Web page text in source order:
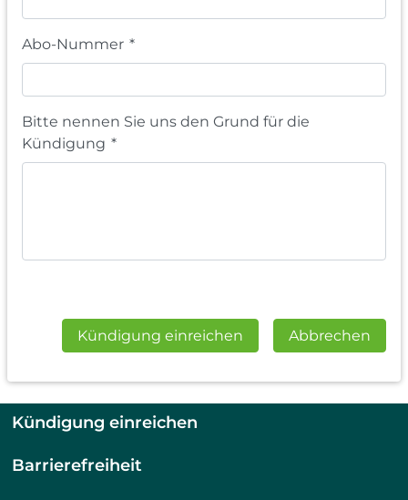
Abo-Nummer *
Bitte nennen Sie uns den Grund für die
Kündigung *
Kündigung einreichen Abbrechen
Kündigung einreichen
Barrierefreiheit